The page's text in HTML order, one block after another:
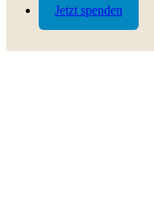
Jetzt spenden